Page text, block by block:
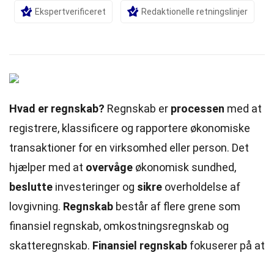
Ekspertverificeret Redaktionelle retningslinjer
Hvad er regnskab? Regnskab er processen med at
registrere, klassificere og rapportere økonomiske
transaktioner for en virksomhed eller person. Det
hjælper med at overvåge økonomisk sundhed,
beslutte investeringer og sikre overholdelse af
lovgivning. Regnskab består af flere grene som
finansiel regnskab, omkostningsregnskab og
skatteregnskab. Finansiel regnskab fokuserer på at